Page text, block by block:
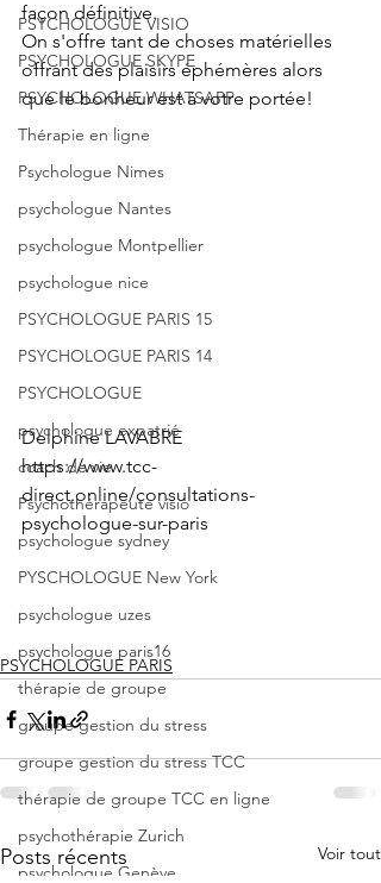
PSYCHOLOGUE VISIO
PSYCHOLOGUE SKYPE
PSYCHOLOGUE WHATSAPP
Thérapie en ligne
Psychologue Nimes
psychologue Nantes
psychologue Montpellier
psychologue nice
PSYCHOLOGUE PARIS 15
PSYCHOLOGUE PARIS 14
PSYCHOLOGUE
psychologue expatrié
coach de vie
Psychothérapeute visio
psychologue sydney
PYSCHOLOGUE New York
psychologue uzes
psychologue paris16
thérapie de groupe
groupe gestion du stress
groupe gestion du stress TCC
thérapie de groupe TCC en ligne
psychothérapie Zurich
psychologue Genève
façon définitive.
On s'offre tant de choses matérielles
offrant des plaisirs éphémères alors
que le bonheur est à votre portée!
Delphine LAVABRE
https://www.tcc-
direct.online/consultations-
psychologue-sur-paris
PSYCHOLOGUE PARIS
Posts récents Voir tout